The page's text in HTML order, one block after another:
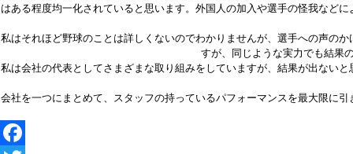
はある程度均一化されていると思います。外国人の加入や選手の怪我など
私はそれほど野球のことは詳しくないのでわかりませんが、選手への声の
すが、同じような実力でも結果
私は会社の代表としてさまざまな取り組みをしていますが、結果が出ない
会社を一つにまとめて、スタッフの持っているパフォーマンスを最大限に